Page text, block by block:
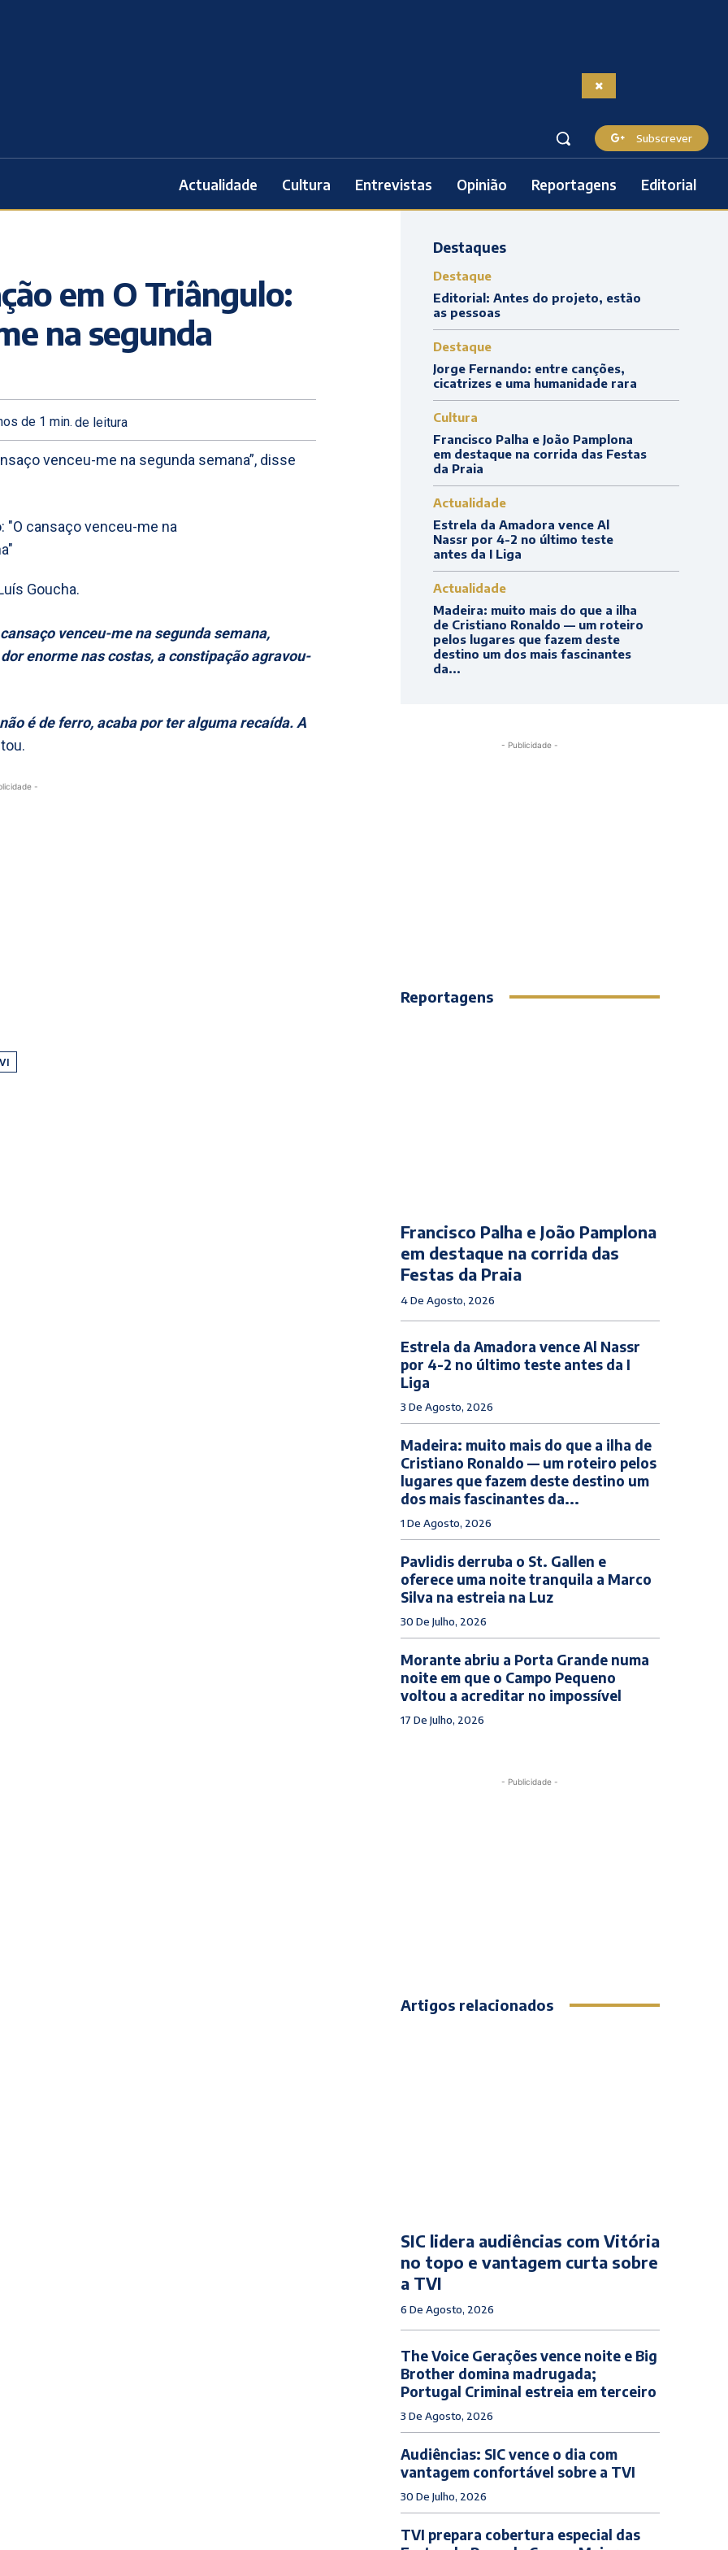
Subscrever
Actualidade Cultura Entrevistas Opinião Reportagens Editorial
em O Triângulo:
na segunda
de 1 min. de leitura
venceu-me na segunda semana”, disse
Goucha.
cansaço venceu-me na segunda semana,
enorme nas costas, a constipação agravou-
é de ferro, acaba por ter alguma recaída. A
-
Destaques
Destaque
Editorial: Antes do projeto, estão
as pessoas
Destaque
Jorge Fernando: entre canções,
cicatrizes e uma humanidade rara
Cultura
Francisco Palha e João Pamplona
em destaque na corrida das Festas
da Praia
Actualidade
Estrela da Amadora vence Al
Nassr por 4-2 no último teste
antes da I Liga
Actualidade
Madeira: muito mais do que a ilha
de Cristiano Ronaldo — um roteiro
pelos lugares que fazem deste
destino um dos mais fascinantes
da...
- Publicidade -
Reportagens
Francisco Palha e João Pamplona
em destaque na corrida das
Festas da Praia
4 De Agosto, 2026
Estrela da Amadora vence Al Nassr
por 4-2 no último teste antes da I
Liga
3 De Agosto, 2026
Madeira: muito mais do que a ilha de
Cristiano Ronaldo — um roteiro pelos
lugares que fazem deste destino um
dos mais fascinantes da...
1 De Agosto, 2026
Pavlidis derruba o St. Gallen e
oferece uma noite tranquila a Marco
Silva na estreia na Luz
30 De Julho, 2026
Morante abriu a Porta Grande numa
noite em que o Campo Pequeno
voltou a acreditar no impossível
17 De Julho, 2026
- Publicidade -
Artigos relacionados
SIC lidera audiências com Vitória
no topo e vantagem curta sobre
a TVI
6 De Agosto, 2026
The Voice Gerações vence noite e Big
Brother domina madrugada;
Portugal Criminal estreia em terceiro
3 De Agosto, 2026
Audiências: SIC vence o dia com
vantagem confortável sobre a TVI
30 De Julho, 2026
TVI prepara cobertura especial das